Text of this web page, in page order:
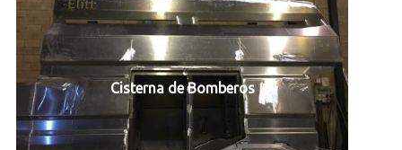
Cisterna de Bomberos